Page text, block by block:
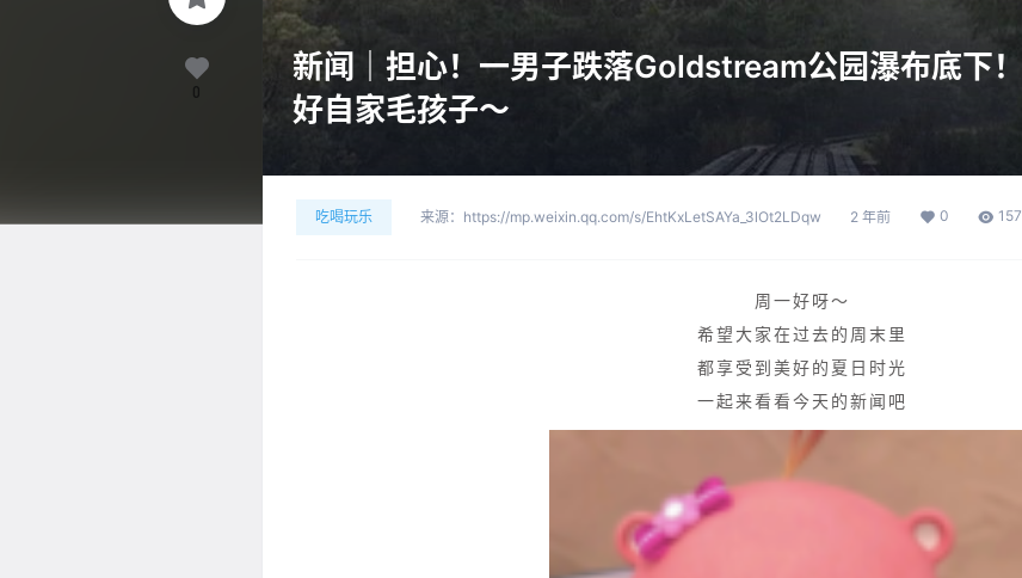
新闻｜担心！一男子跌落Goldstream公园瀑布底下
好自家毛孩子～
吃喝玩乐 来源： https://mp.weixin.qq.com/s/EhtKxLetSAYa_3lOt2LDqw 2 年前 0 157
周一好呀～
希望大家在过去的周末里
都享受到美好的夏日时光
一起来看看今天的新闻吧
0